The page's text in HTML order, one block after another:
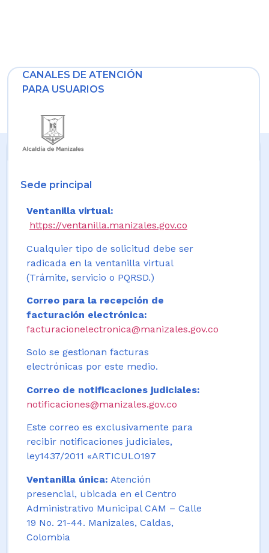
CANALES DE ATENCIÓN
PARA USUARIOS
Sede principal
Ventanilla virtual:
https://ventanilla.manizales.gov.co
Cualquier tipo de solicitud debe ser
radicada en la ventanilla virtual
(Trámite, servicio o PQRSD.)
Correo para la recepción de
facturación electrónica:
facturacionelectronica@manizales.gov.co
Solo se gestionan facturas
electrónicas por este medio.
Correo de notificaciones judiciales:
notificaciones@manizales.gov.co
Este correo es exclusivamente para
recibir notificaciones judiciales,
ley1437/2011 «ARTICULO197
Ventanilla única: Atención
presencial, ubicada en el Centro
Administrativo Municipal CAM – Calle
19 No. 21-44. Manizales, Caldas,
Colombia